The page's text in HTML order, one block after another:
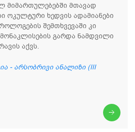
მიმართულებებში მთავად
ოკულტური ხედვის ადამიანები
შემთხვევაში კი
გარდა ნამდვილი
აქვს.
- არსობრივი ანალიზი (III